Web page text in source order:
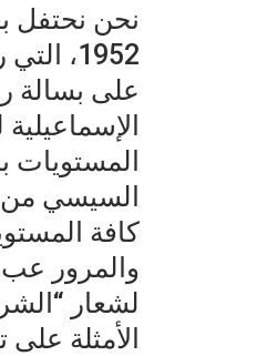
على بسالة
المستويات
السيسي من
كافة
والمرور عب
لشعار